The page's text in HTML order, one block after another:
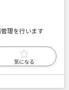
理を行います
気になる